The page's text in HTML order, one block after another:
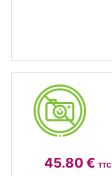
45.80 € TTC